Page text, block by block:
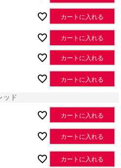
カートに入れる
カートに入れる
カートに入れる
カートに入れる
ッド
カートに入れる
カートに入れる
カートに入れる